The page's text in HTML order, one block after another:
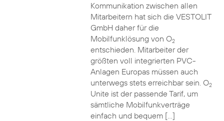
Kommunikation zwischen allen
Mitarbeitern hat sich die VESTOLIT
GmbH daher für die
Mobilfunklösung von O2
entschieden. Mitarbeiter der
größten voll integrierten PVC-
Anlagen Europas müssen auch
unterwegs stets erreichbar sein. O2
Unite ist der passende Tarif, um
sämtliche Mobilfunkverträge
einfach und bequem […]